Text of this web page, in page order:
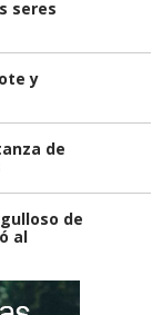
seres
y
de
de
al